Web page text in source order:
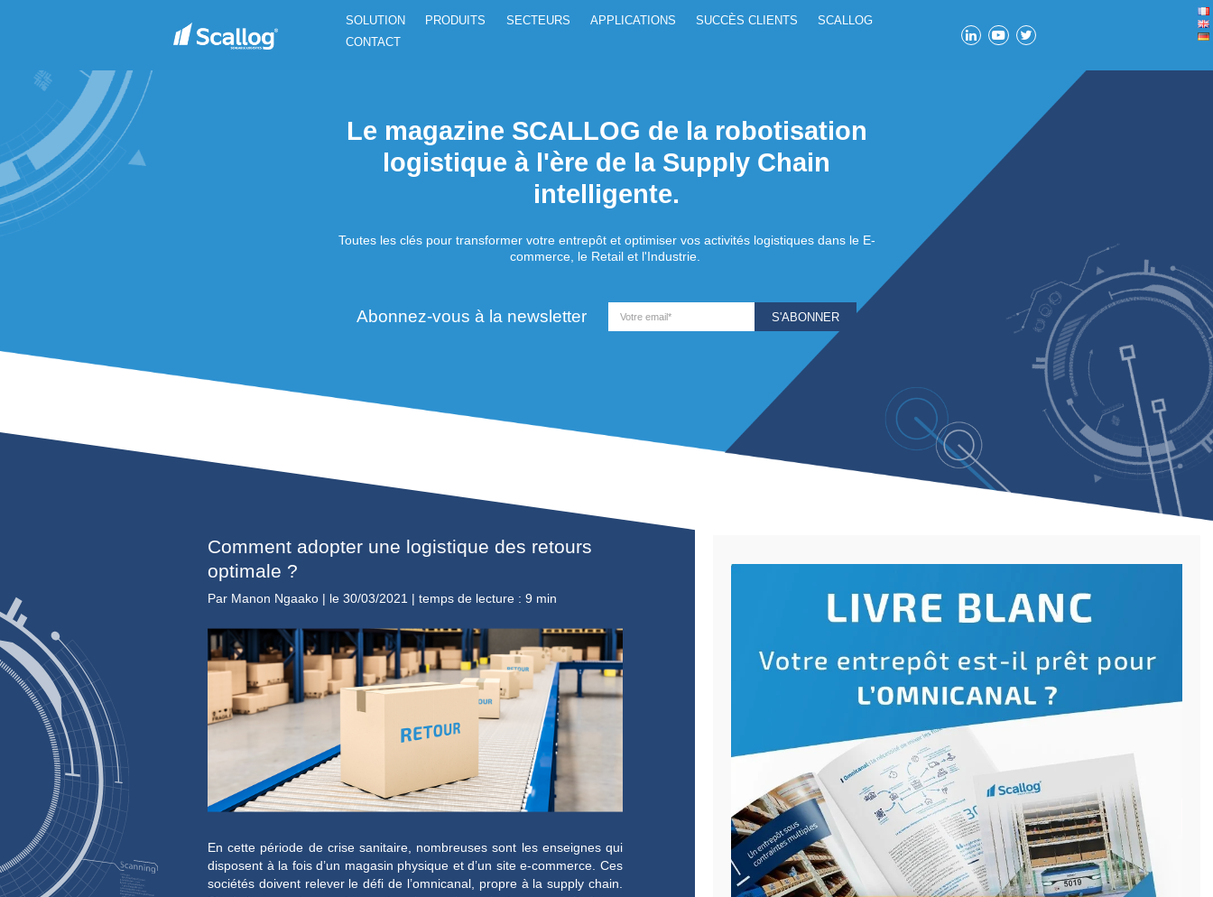
SOLUTION PRODUITS SECTEURS APPLICATIONS SUCCÈS CLIENTS
SCALLOG
Le magazine SCALLOG de la robotisation
logistique à l'ère de la Supply Chain
intelligente.
Toutes les clés pour transformer votre entrepôt et optimiser vos activités logistiques dans le E-
commerce, le Retail et l'Industrie.
Comment adopter une logistique des retours
optimale ?
Manon Ngaako | le 30/03/2021 temps de lecture : 9 min